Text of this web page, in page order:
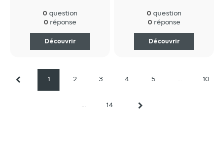
0 question
0 réponse
Découvrir
0 question
0 réponse
Découvrir
1 2 3 4 5 ... 10
... 14